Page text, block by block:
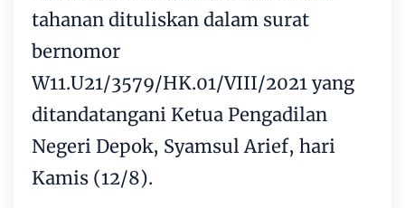
tahanan dituliskan dalam surat
bernomor
W11.U21/3579/HK.01/VIII/2021 yang
ditandatangani Ketua Pengadilan
Negeri Depok, Syamsul Arief, hari
Kamis (12/8).